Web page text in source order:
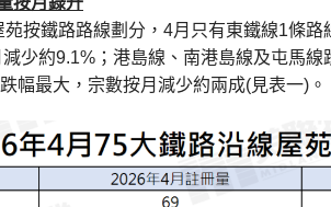
按鐵路路線劃分，4月只有東鐵線1條
少約9.1%；港島線、南港島線及屯馬
幅最大，宗數按月減少約兩成(見表一)。